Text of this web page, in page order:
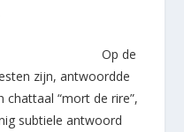
Op de
zijn, antwoordde
chattaal “mort de rire”,
subtiele antwoord